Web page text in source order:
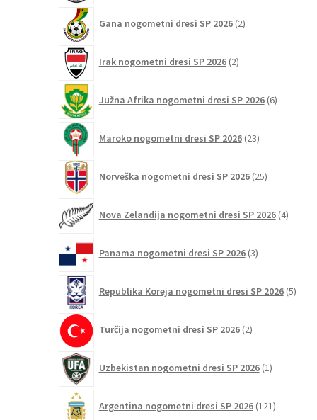
Gana nogometni dresi SP 2026 2izdelka
Irak nogometni dresi SP 2026 2izdelka
Južna Afrika nogometni dresi SP 2026 6izdelkov
Maroko nogometni dresi SP 2026 23izdelkov
Norveška nogometni dresi SP 2026 25izdelkov
Nova Zelandija nogometni dresi SP 2026 4izdelki
Panama nogometni dresi SP 2026 3izdelki
Republika Koreja nogometni dresi SP 2026 5
Turčija nogometni dresi SP 2026 2izdelka
Uzbekistan nogometni dresi SP 2026 1izdelek
Argentina nogometni dresi SP 2026 121izdelkov